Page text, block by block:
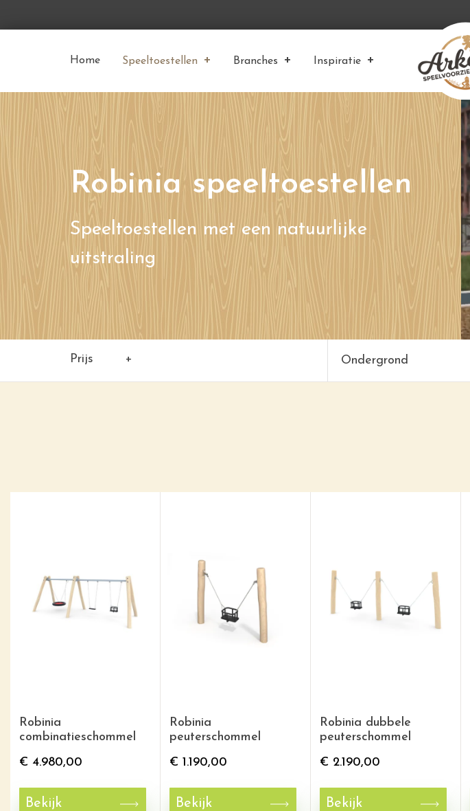
Home Speeltoestellen Branches Inspiratie
Robinia speeltoestellen
Speeltoestellen met een natuurlijke
uitstraling
Prijs
Robinia
combinatieschommel
€ 4.980,00
Bekijk
Robinia
peuterschommel
€ 1.190,00
Bekijk
Robinia dubbele
peuterschommel
€ 2.190,00
Bekijk